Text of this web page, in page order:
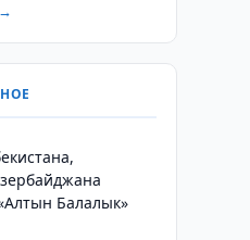
Балалык»